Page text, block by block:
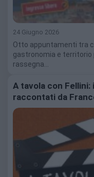
24 Giugno 2026
Otto appuntamenti tra
gastronomia e territorio
rassegna…
A tavola con Fellini:
raccontati da